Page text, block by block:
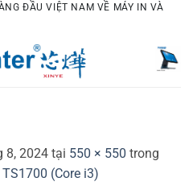
ĐẦU VIỆT NAM VỀ MÁY IN VÀ
8, 2024 tại 550 × 550 trong
(Core i3)